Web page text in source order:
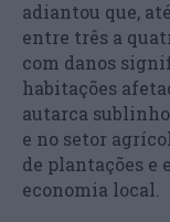
adiantou que,
entre três a
com danos
habitações
autarca
e no setor
de plantações e
economia local.